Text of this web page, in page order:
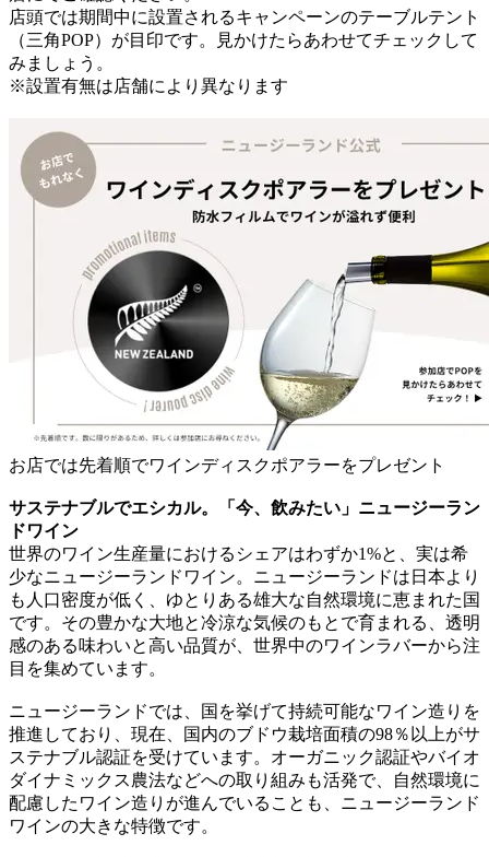
店頭では期間中に設置されるキャンペーンのテーブルテント
（三角POP）が目印です。見かけたらあわせてチェックして
みましょう。
※設置有無は店舗により異なります
お店では先着順でワインディスクポアラーをプレゼント
サステナブルでエシカル。「今、飲みたい」ニュージーラン
ドワイン
世界のワイン生産量におけるシェアはわずか1%と、実は希
少なニュージーランドワイン。ニュージーランドは日本より
も人口密度が低く、ゆとりある雄大な自然環境に恵まれた国
です。その豊かな大地と冷涼な気候のもとで育まれる、透明
感のある味わいと高い品質が、世界中のワインラバーから注
目を集めています。
ニュージーランドでは、国を挙げて持続可能なワイン造りを
推進しており、現在、国内のブドウ栽培面積の98％以上がサ
ステナブル認証を受けています。オーガニック認証やバイオ
ダイナミックス農法などへの取り組みも活発で、自然環境に
配慮したワイン造りが進んでいることも、ニュージーランド
ワインの大きな特徴です。